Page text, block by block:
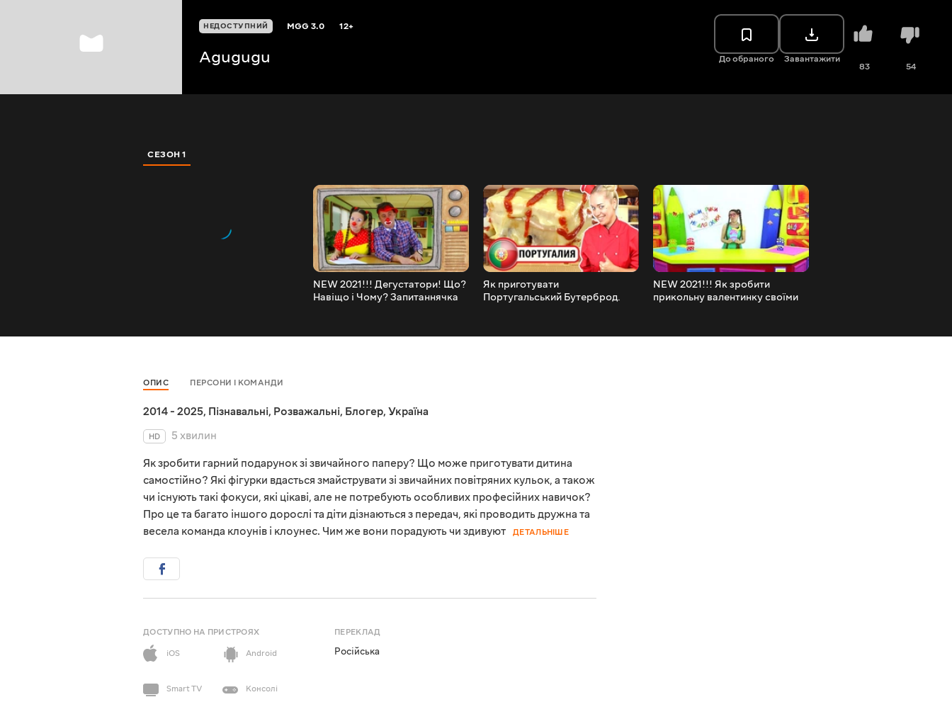
НЕДОСТУПНИЙ MGG3.0 12+
Agugugu До обраного Завантажити
83 54
СЕЗОН 1
NEW 2021!!! Дегустатори! Що?
Навіщо і Чому? Запитаннячка
Як приготувати
Португальський Бутерброд.
NEW 2021!!! Як зробити
прикольну валентинку своїми
ОПИС ПЕРСОНИ І КОМАНДИ
2014 - 2025, Пізнавальні, Розважальні, Блогер, Україна
HD
5 хвилин
Як зробити гарний подарунок зі звичайного паперу? Що може приготувати дитина
самостійно? Які фігурки вдасться змайструвати зі звичайних повітряних кульок, а також
чи існують такі фокуси, які цікаві, але не потребують особливих професійних навичок?
Про це та багато іншого дорослі та діти дізнаються з передач, які проводить дружна та
весела команда клоунів і клоунес. Чим же вони порадують чи здивуют
ДЕТАЛЬНІШЕ
ДОСТУПНО НА ПРИСТРОЯХ
iOS
Android
Smart TV Консолі
ПЕРЕКЛАД
Російська